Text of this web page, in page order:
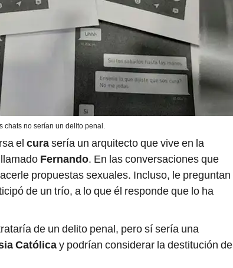
chats no serían un delito penal.
el curasería un arquitecto que vive en la
Fernando. En las conversaciones que
propuestas sexuales. Incluso, le preguntan
de un trío, a lo que él responde que lo ha
de un delito penal, pero sí sería una
Católicay podrían considerar la destitución de